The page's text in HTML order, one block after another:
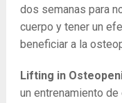
dos semanas para
cuerpo y tener un
beneficiar a la
Lifting in
un entrenamiento